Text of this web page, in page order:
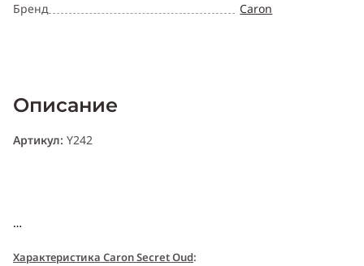
Бренд Caron
Описание
Артикул: Y242
Характеристика Caron Secret Oud: